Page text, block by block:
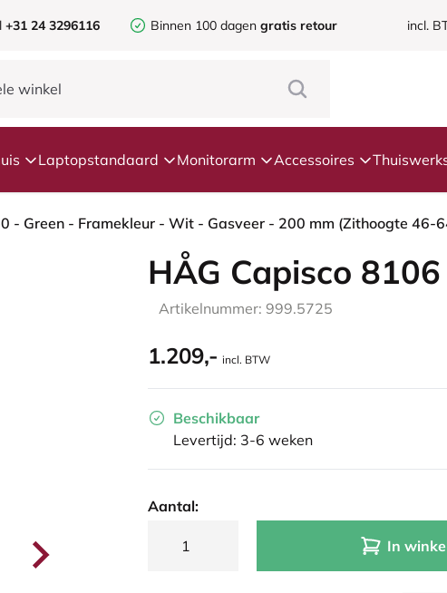
+31 24 3296116 Binnen 100 dagen gratis retour incl.
Laptopstandaard Monitorarm Accessoires
HÅG Capisco 8106
Artikelnummer: 999.5725
1.209,- incl. BTW
Beschikbaar
Levertijd: 3-6 weken
Aantal:
In